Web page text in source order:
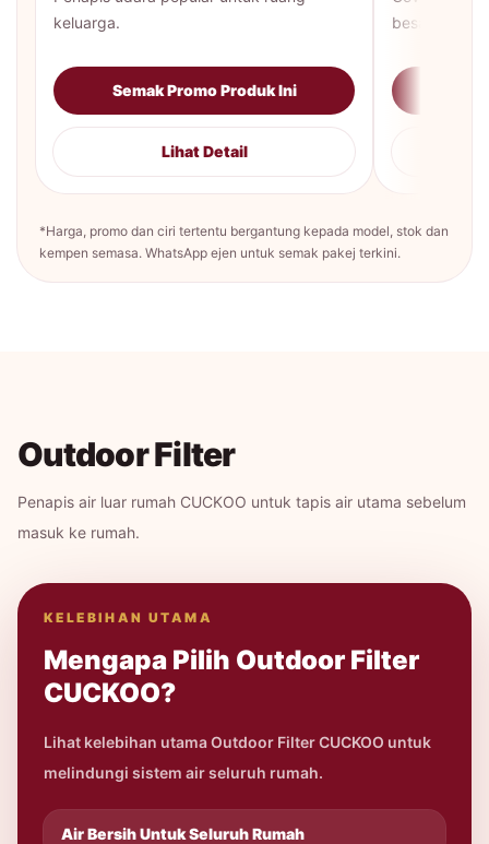
keluarga.
Semak Promo Produk Ini
Lihat Detail
besar.
*Harga, promo dan ciri tertentu bergantung kepada model, stok dan
kempen semasa. WhatsApp ejen untuk semak pakej terkini.
Outdoor Filter
Penapis air luar rumah CUCKOO untuk tapis air utama sebelum
masuk ke rumah.
KELEBIHAN UTAMA
Mengapa Pilih Outdoor Filter
CUCKOO?
Lihat kelebihan utama Outdoor Filter CUCKOO untuk
melindungi sistem air seluruh rumah.
Air Bersih Untuk Seluruh Rumah